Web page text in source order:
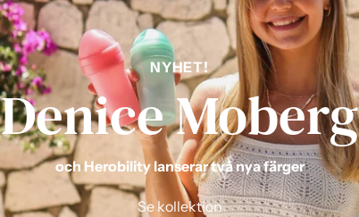
NYHET!
Denice Moberg
och Herobility lanserar två nya färger
Se kollektion